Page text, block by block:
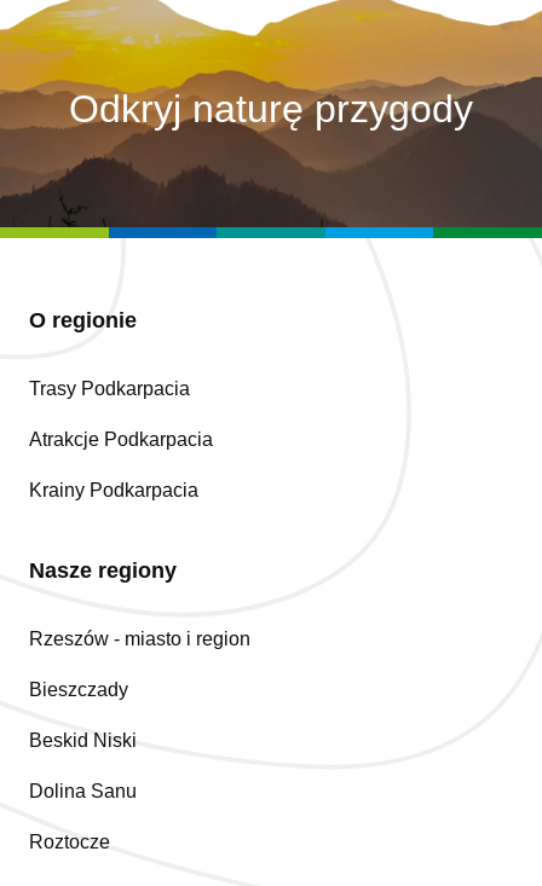
Odkryj naturę przygody
O regionie
Trasy Podkarpacia
Atrakcje Podkarpacia
Krainy Podkarpacia
Nasze regiony
Rzeszów - miasto i region
Bieszczady
Beskid Niski
Dolina Sanu
Roztocze